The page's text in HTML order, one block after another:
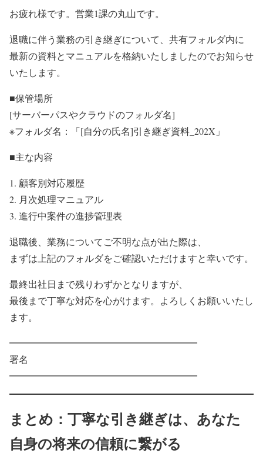
お疲れ様です。営業1課の丸山です。
退職に伴う業務の引き継ぎについて、共有フォルダ内に
最新の資料とマニュアルを格納いたしましたのでお知らせ
いたします。
■保管場所
[サーバーパスやクラウドのフォルダ名]
※フォルダ名：「[自分の氏名]引き継ぎ資料_202X」
■主な内容
顧客別対応履歴
月次処理マニュアル
進行中案件の進捗管理表
退職後、業務についてご不明な点が出た際は、
まずは上記のフォルダをご確認いただけますと幸いです。
最終出社日まで残りわずかとなりますが、
最後まで丁寧な対応を心がけます。よろしくお願いいたし
ます。
━━━━━━━━━━━━━━━━━━━━
署名
━━━━━━━━━━━━━━━━━━━━
まとめ：丁寧な引き継ぎは、あなた
自身の将来の信頼に繋がる